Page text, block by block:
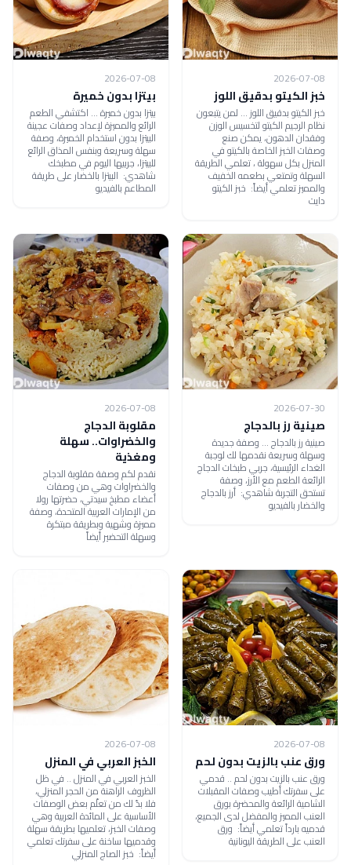
2026-07-08
خبز الكيتو بدقيق اللوز
خبز الكيتو بدقيق اللوز ... لمن يتبعون
نظام الرجيم الكيتو لتخسيس الوزن
وفقدان الدهون، يمكن صنع
وصفات الخبز الخاصة بالكيتو في
المنزل بكل سهولة ، تعلمي الطريقة
السهلة وتمتعي بطعمه الخفيف
والمميز تعلمي أيضاً: خبز الكيتو
دايت
2026-07-08
بيتزا بدون خميرة
بيتزا بدون خميرة ... اكتشفي الطعم
الرائع والمميزة لإعداد وصفات عجينة
البيتزا بدون استخدام الخميرة، وصفة
سهلة وسريعة وبنفس المذاق الرائع
للبيتزا، جربيها اليوم في مطبخك
شاهدي: البيتزا بالخضار على طريقة
المطاعم بالفيديو
2026-07-30
صينية رز بالدجاج
صينية رز بالدجاج ... وصفة جديدة
وسهلة وسريعة نقدمها لك لوجبة
الغداء الرئيسية، جربي طبخات الدجاج
الرائعة الطعم مع الأرز، وصفة
تستحق التجربة شاهدي: أرز بالدجاج
والخضار بالفيديو
2026-07-08
مقلوبة الدجاج
والخضراوات.. سهلة
ومغذية
نقدم لكم وصفة مقلوبة الدجاج
والخضراوات وهي من وصفات
أعضاء مطبخ سيدتي، حضرتها رولا
من الإمارات العربية المتحدة، وصفة
مميزة وشهية وبطريقة مبتكرة
وسهلة التحضير أيضاً
2026-07-08
ورق عنب بالزيت بدون لحم
ورق عنب بالزيت بدون لحم .. قدمي
على سفرتك أطيب وصفات المقبلات
الشامية الرائعة والمحضرة بورق
العنب المميز والمفضل لدى الجميع،
قدميه بارداً تعلمي أيضاً: ورق
العنب على الطريقة اليونانية
2026-07-08
الخبز العربي في المنزل
الخبز العربي في المنزل .. في ظل
الظروف الراهنة من الحجر المنزلي،
فلا بدّ لك من تعلّم بعض الوصفات
الأساسية على المائدة العربية وهي
وصفات الخبز، تعلميها بطريقة سهلة
وقدميها ساخنة على سفرتك تعلمي
أيضاً: خبز الصاج المنزلي